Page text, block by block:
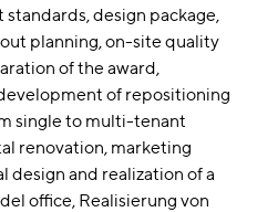
design package
planning on-site quality
of the award
of repositioning
single to multi-tenant
renovation marketing
and realization of a
office Realisierung von